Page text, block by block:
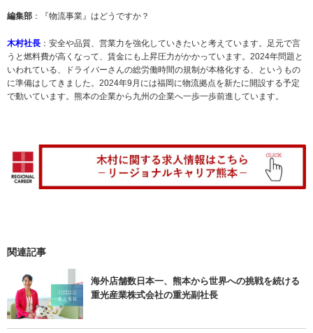
編集部 ：『物流事業』はどうですか？
木村社長 ：安全や品質、営業力を強化していきたいと考えています。足元で言
うと燃料費が高くなって、賃金にも上昇圧力がかかっています。2024年問題と
いわれている、ドライバーさんの総労働時間の規制が本格化する、というもの
に準備はしてきました。2024年9月には福岡に物流拠点を新たに開設する予定
で動いています。熊本の企業から九州の企業へ一歩一歩前進しています。
関連記事
海外店舗数日本一、熊本から世界への挑戦を続ける
重光産業株式会社の重光副社長